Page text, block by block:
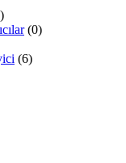
(0)
(6)